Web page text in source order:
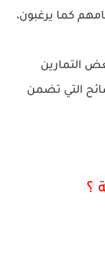
كما يرغبون،
التمارين
التي تضمن
؟